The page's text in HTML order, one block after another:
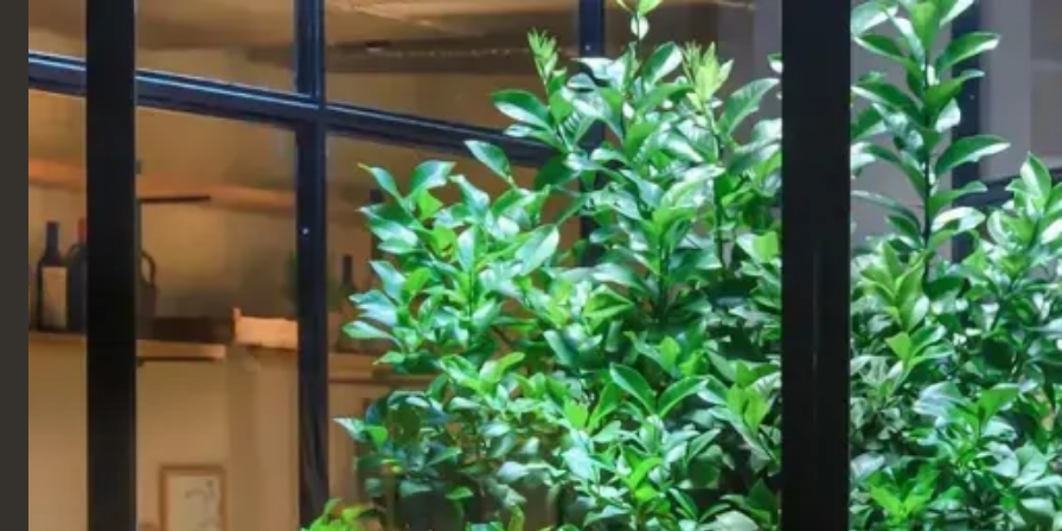
Produits Notre travail A propos de
HÔTEL
Hôtel Emme
Palace
Italie
Situé dans le cœur historique d'Orvieto, cet hôtel
prestigieux a été conçu avec soin pour offrir une
expérience d'élégance, de confort et d'authenticité.
Des chambres raffinées aux espaces de conférence
sophistiqués, chaque détail reflète un engagement
en faveur d'une hospitalité de haut niveau et nous